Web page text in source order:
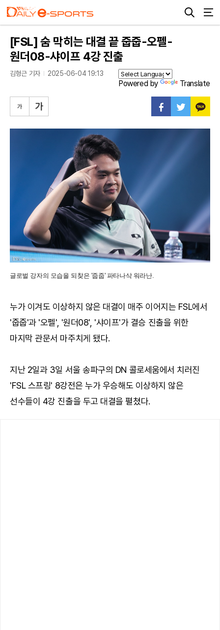
[FSL] 숨 막히는 대결 끝 줍줍-오펠-
원더08-샤이프 4강 진출
김형근 기자 2025-06-04 19:13
Powered by Translate
글로벌 강자의 모습을 되찾은 '줍줍' 파타나삭 워라난.
누가 이겨도 이상하지 않은 대결이 매주 이어지는 FSL에서
'줍줍'과 '오펠', '원더08', '샤이프'가 결승 진출을 위한
마지막 관문서 마주치게 됐다.
지난 2일과 3일 서울 송파구의 DN 콜로세움에서 치러진
'FSL 스프링' 8강전은 누가 우승해도 이상하지 않은
선수들이 4강 진출을 두고 대결을 펼쳤다.